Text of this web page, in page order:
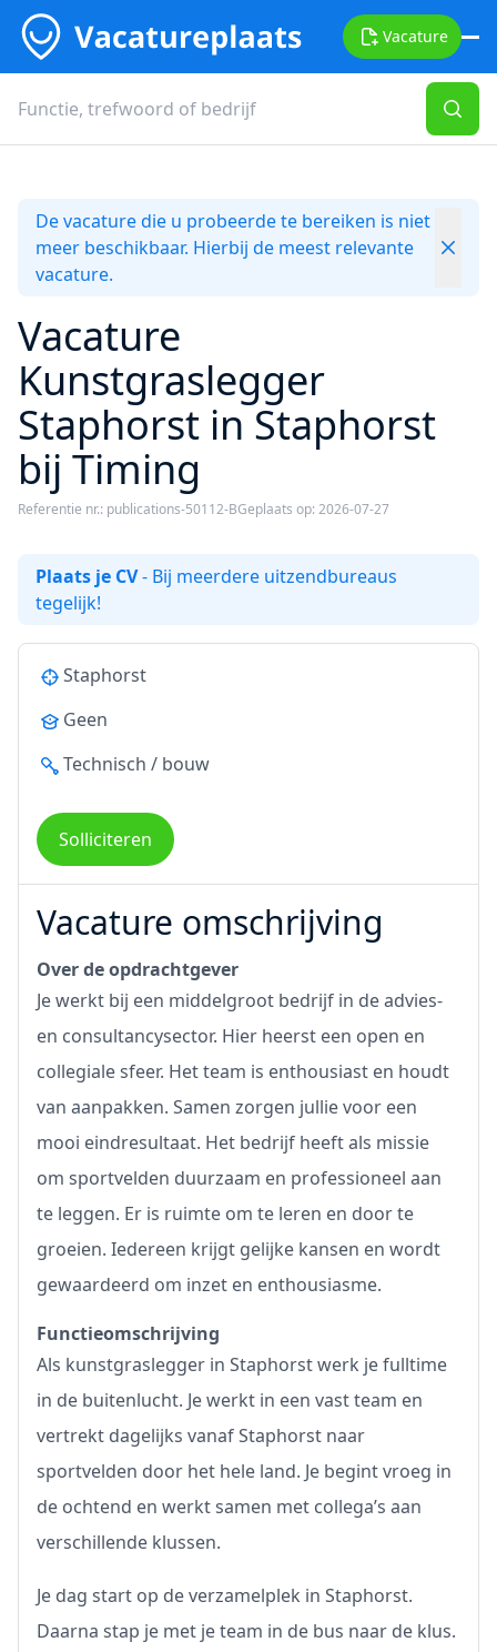
Vacature
De vacature die u probeerde te bereiken is niet
meer beschikbaar. Hierbij de meest relevante
vacature.
Vacature
Kunstgraslegger
Staphorst in Staphorst
bij Timing
Referentie nr.: publications-50112-BGeplaats op: 2026-07-27
Plaats je CV- Bij meerdere uitzendbureaus
tegelijk!
Staphorst
Geen
Technisch / bouw
Solliciteren
Vacature omschrijving
Over de opdrachtgever
Je werkt bij een middelgroot bedrijf in de advies-
en consultancysector. Hier heerst een open en
collegiale sfeer. Het team is enthousiast en houdt
van aanpakken. Samen zorgen jullie voor een
mooi eindresultaat. Het bedrijf heeft als missie
om sportvelden duurzaam en professioneel aan
te leggen. Er is ruimte om te leren en door te
groeien. Iedereen krijgt gelijke kansen en wordt
gewaardeerd om inzet en enthousiasme.
Functieomschrijving
Als kunstgraslegger in Staphorst werk je fulltime
in de buitenlucht. Je werkt in een vast team en
vertrekt dagelijks vanaf Staphorst naar
sportvelden door het hele land. Je begint vroeg in
de ochtend en werkt samen met collega’s aan
verschillende klussen.
Je dag start op de verzamelplek in Staphorst.
Daarna stap je met je team in de bus naar de klus.